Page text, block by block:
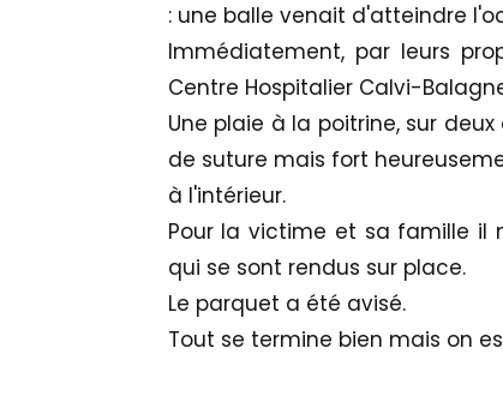
: une balle venait d'atteindre
Immédiatement, par leurs
Centre Hospitalier Calvi-
Une plaie à la poitrine, sur
de suture mais fort
à l'intérieur.
Pour la victime et sa famille il
qui se sont rendus sur place.
Le parquet a été avisé.
Tout se termine bien mais on